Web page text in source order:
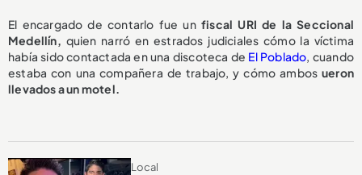
El encargado de contarlo fue unfiscal URI de la Seccional
Medellín, quien narró en estrados judiciales cómo la víctima
había sido contactada en una discoteca de El Poblado, cuando
estaba con una compañera de trabajo, y cómo ambos ueron
llevados a un motel.
Local